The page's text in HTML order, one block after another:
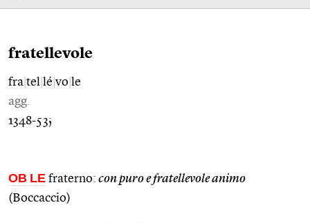
fratellevole
fra tel lé vo le
agg.
1348-53;
OB LE fraterno: con puro e fratellevole animo
(Boccaccio)